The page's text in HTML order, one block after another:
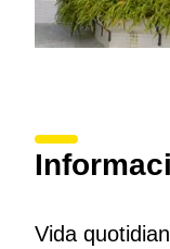
Vida